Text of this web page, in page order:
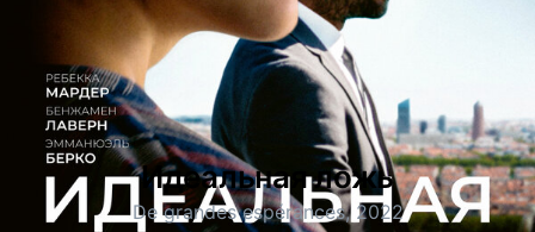
Идеальная ложь
De grandes espérances, 2022